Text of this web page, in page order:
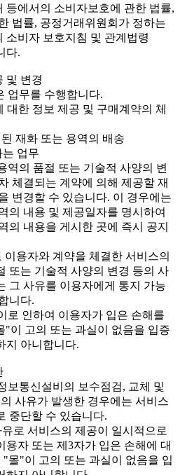
등에서의 소비자보호에 관한 법률,
법률, 공정거래위원회가 정하는
소비자 보호지침 및 관계법령
다.
및 변경
업무를 수행합니다.
대한 정보 제공 및 구매계약의 체
재화 또는 용역의 배송
업무
역의 품절 또는 기술적 사양의 변
체결되는 계약에 의해 제공할 재
변경할 수 있습니다. 이 경우에는
의 내용 및 제공일자를 명시하여
의 내용을 게시한 곳에 즉시 공지
용자와 계약을 체결한 서비스의
또는 기술적 사양의 변경 등의 사
그 사유를 이용자에게 통지 가능
니다.
로 인하여 이용자가 입은 손해를
"이 고의 또는 과실이 없음을 입증
지 아니합니다.
보통신설비의 보수점검, 교체 및
사유가 발생한 경우에는 서비스
중단할 수 있습니다.
로 서비스의 제공이 일시적으로
용자 또는 제3자가 입은 손해에 대
몰"이 고의 또는 과실이 없음을 입